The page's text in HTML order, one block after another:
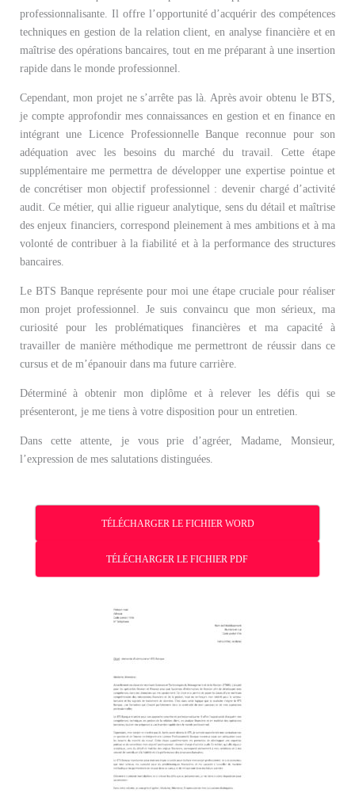
professionnalisante. Il offre l’opportunité d’acquérir des compétences
techniques en gestion de la relation client, en analyse financière et en
maîtrise des opérations bancaires, tout en me préparant à une insertion
rapide dans le monde professionnel.
Cependant, mon projet ne s’arrête pas là. Après avoir obtenu le BTS,
je compte approfondir mes connaissances en gestion et en finance en
intégrant une Licence Professionnelle Banque reconnue pour son
adéquation avec les besoins du marché du travail. Cette étape
supplémentaire me permettra de développer une expertise pointue et
de concrétiser mon objectif professionnel : devenir chargé d’activité
audit. Ce métier, qui allie rigueur analytique, sens du détail et maîtrise
des enjeux financiers, correspond pleinement à mes ambitions et à ma
volonté de contribuer à la fiabilité et à la performance des structures
bancaires.
Le BTS Banque représente pour moi une étape cruciale pour réaliser
mon projet professionnel. Je suis convaincu que mon sérieux, ma
curiosité pour les problématiques financières et ma capacité à
travailler de manière méthodique me permettront de réussir dans ce
cursus et de m’épanouir dans ma future carrière.
Déterminé à obtenir mon diplôme et à relever les défis qui se
présenteront, je me tiens à votre disposition pour un entretien.
Dans cette attente, je vous prie d’agréer, Madame, Monsieur,
l’expression de mes salutations distinguées.
TÉLÉCHARGER LE FICHIER WORD
TÉLÉCHARGER LE FICHIER PDF